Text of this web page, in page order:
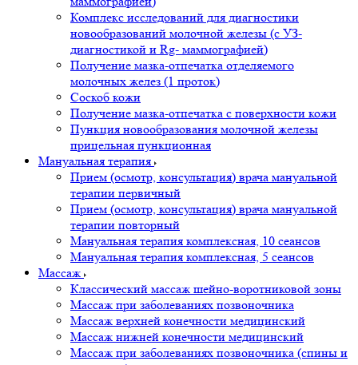
Комплекс исследований для диагностики
новообразований молочной железы (с УЗ-
диагностикой и Rg- маммографией)
Получение мазка-отпечатка отделяемого
молочных желез (1 проток)
Соскоб кожи
Получение мазка-отпечатка с поверхности кожи
Пункция новообразования молочной железы
прицельная пункционная
Мануальная терапия
Прием (осмотр, консультация) врача мануальной
терапии первичный
Прием (осмотр, консультация) врача мануальной
терапии повторный
Мануальная терапия комплексная, 10 сеансов
Мануальная терапия комплексная, 5 сеансов
Массаж
Классический массаж шейно-воротниковой зоны
Массаж при заболеваниях позвоночника
Массаж верхней конечности медицинский
Массаж нижней конечности медицинский
Массаж при заболеваниях позвоночника (спины и